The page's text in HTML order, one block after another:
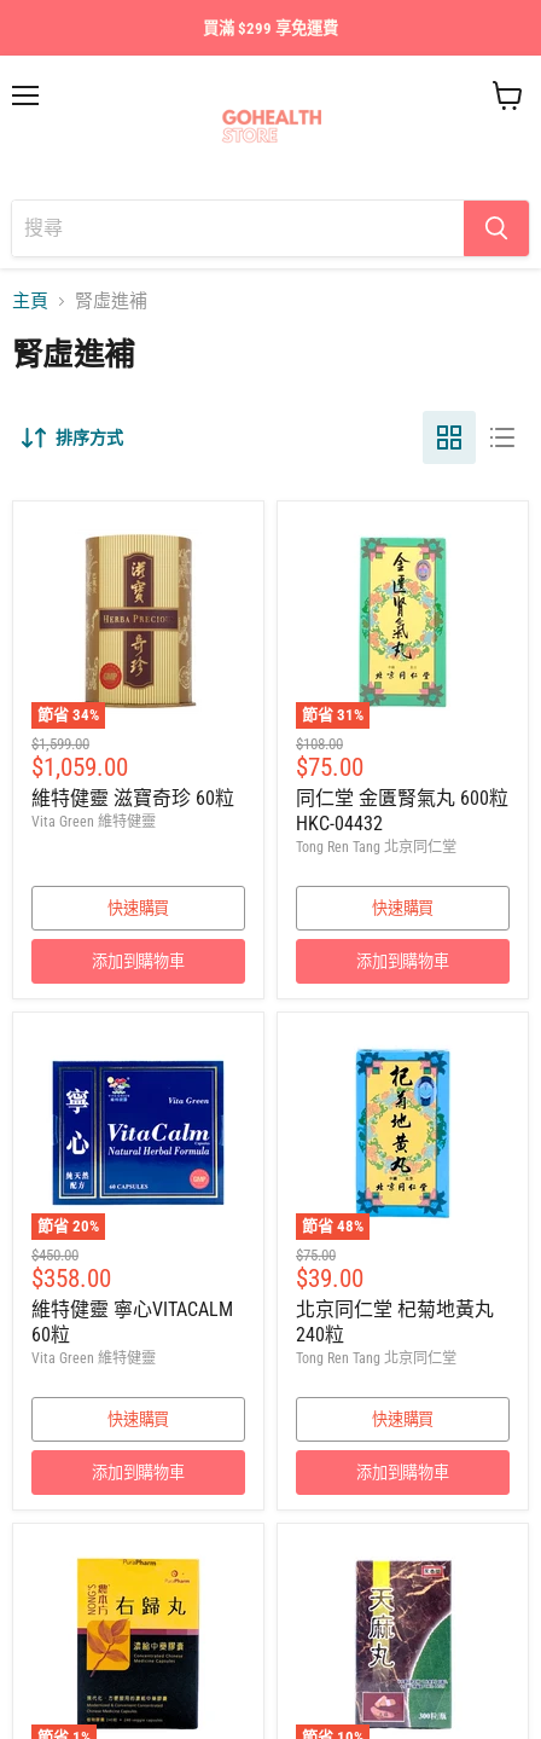
買滿 $299 享免運費
車
主頁 腎虛進補
腎虛進補
排序方式
節省 34%
建
議
零
售
價
$1,599.00
售
價
$1,059.00
維特健靈 滋寶奇珍 60粒
Vita Green 維特健靈
快速購買
添加到購物車
節省 31%
建
議
零
售
價
$108.00
售
價
$75.00
同仁堂 金匱腎氣丸 600粒
HKC-04432
Tong Ren Tang 北京同仁堂
快速購買
添加到購物車
節省 20%
建
議
零
售
價
$450.00
售
價
$358.00
維特健靈 寧心VITACALM
60粒
Vita Green 維特健靈
快速購買
添加到購物車
節省 48%
建
議
零
售
價
$75.00
售
價
$39.00
北京同仁堂 杞菊地黃丸
240粒
Tong Ren Tang 北京同仁堂
快速購買
添加到購物車